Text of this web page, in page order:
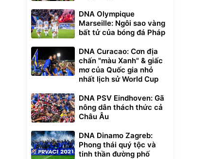
DNA Olympique
Marseille: Ngôi sao vàng
bất tử của bóng đá Pháp
DNA Curacao: Cơn địa
chấn "màu Xanh" & giấc
mơ của Quốc gia nhỏ
nhất lịch sử World Cup
DNA PSV Eindhoven: Gã
nông dân thách thức cả
Châu Âu
DNA Dinamo Zagreb:
Phong thái quý tộc và
tinh thần đường phố